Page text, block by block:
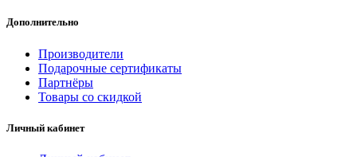
Дополнительно
Производители
Подарочные сертификаты
Партнёры
Товары со скидкой
Личный кабинет